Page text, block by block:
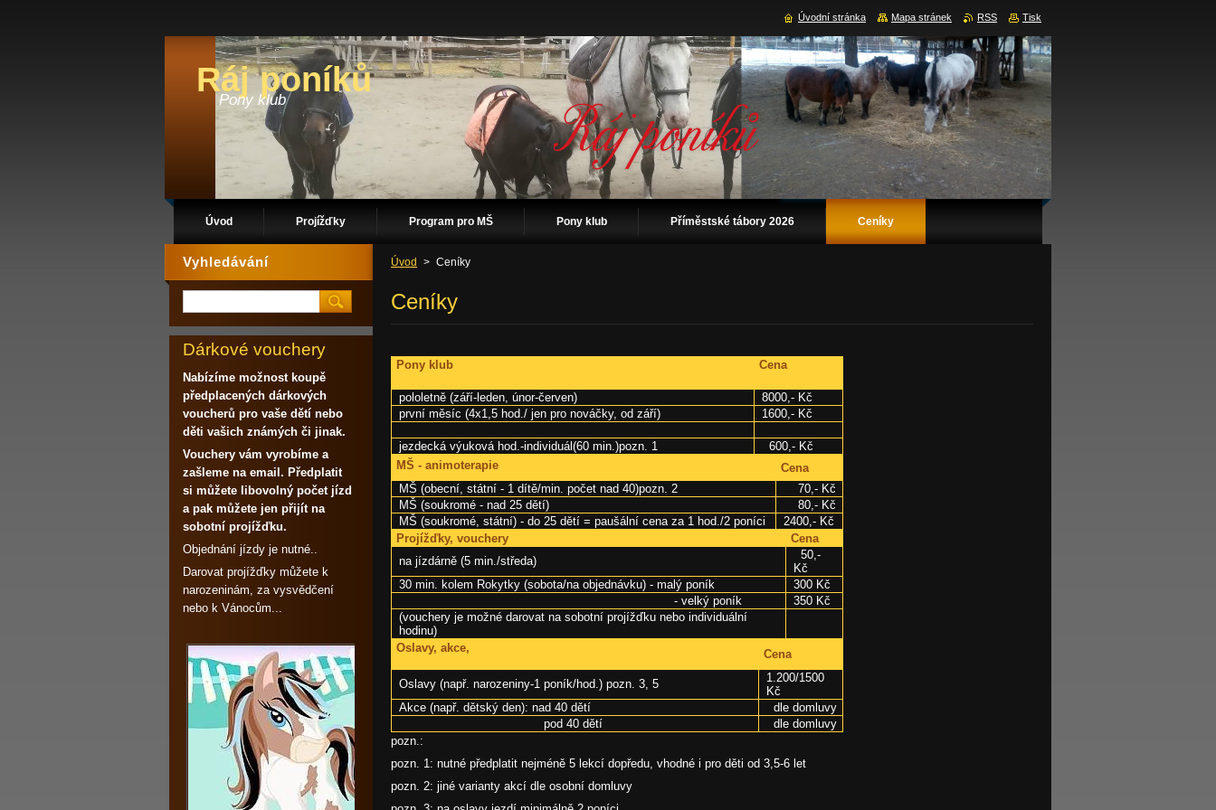
Ráj poníků
Pony klub
Úvod Projížďky Program pro MŠ Pony klub Příměstské tábory 2026 Ceníky
Úvod > Ceníky
Ceníky
Pony klub Cena
pololetně (září-leden, únor-červen)
8000,- Kč
první měsíc (4x1,5 hod./ jen pro nováčky, od září)
1600,- Kč
jezdecká výuková hod.-individuál(60 min.)pozn. 1
600,- Kč
MŠ - animoterapie
Cena
MŠ (obecní, státní - 1 dítě/min. počet nad 40)pozn. 2
70,- Kč
MŠ (soukromé - nad 25 dětí)
80,- Kč
MŠ (soukromé, státní) - do 25 dětí = paušální cena za 1 hod./2 poníci
2400,- Kč
Projížďky, vouchery
Cena
na jízdárně (5 min./středa)
50,-
Kč
30 min. kolem Rokytky (sobota/na objednávku) - malý poník
300 Kč
- velký poník
350 Kč
(vouchery je možné darovat na sobotní projížďku nebo individuální
hodinu)
Oslavy, akce,
Cena
Oslavy (např. narozeniny-1 poník/hod.) pozn. 3, 5
1.200/1500
Kč
Akce (např. dětský den): nad 40 dětí
dle domluvy
pod 40 dětí
dle domluvy
pozn.:
pozn. 1: nutné předplatit nejméně 5 lekcí dopředu, vhodné i pro děti od 3,5-6 let
pozn. 2: jiné varianty akcí dle osobní domluvy
Vyhledávání
Dárkové vouchery
Nabízíme možnost koupě
předplacených dárkových
voucherů pro vaše dětí nebo
děti vašich známých či jinak.
Vouchery vám vyrobíme a
zašleme na email. Předplatit
si můžete libovolný počet jízd
a pak můžete jen přijít na
sobotní projížďku.
Objednání jízdy je nutné..
Darovat projížďky můžete k
narozeninám, za vysvědčení
nebo k Vánocům...
Úvodní stránka Mapa stránek RSS Tisk